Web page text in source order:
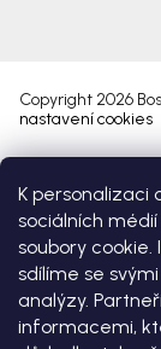
K personalizaci
sociálních
soubory
sdílíme se
analýzy.
informacemi,
Copyright 2026
nastavení cookies